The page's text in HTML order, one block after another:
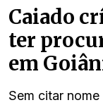
Caiado
ter
em
Sem citar